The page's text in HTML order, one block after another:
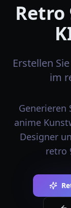
Retro
Erstellen
im
Generieren
anime
Designer
retro